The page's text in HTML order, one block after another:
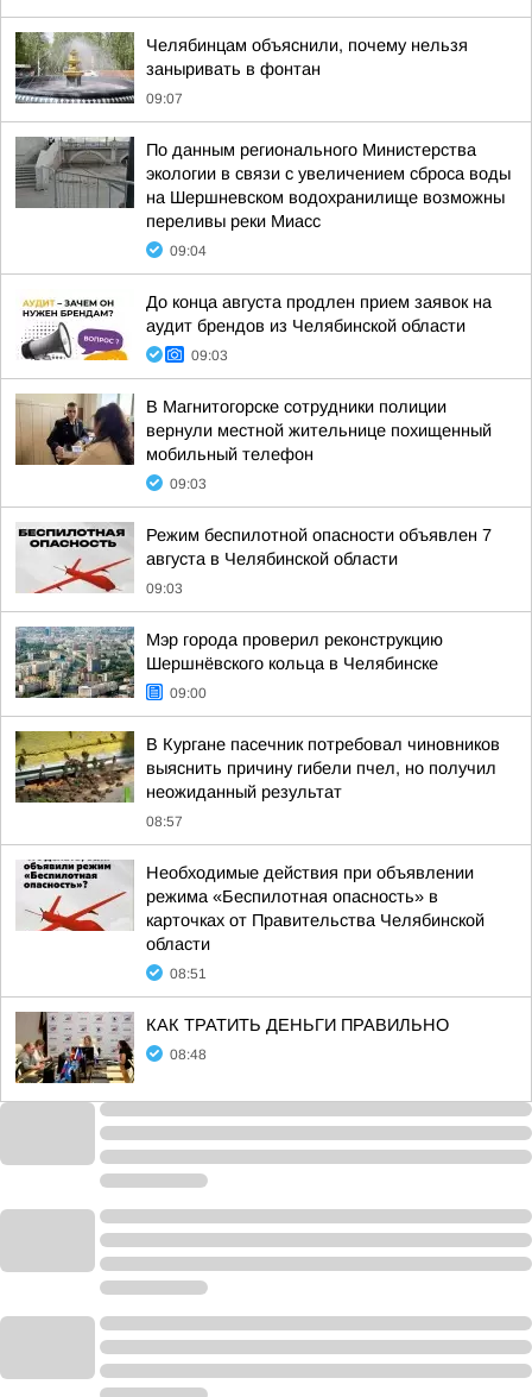
Челябинцам объяснили, почему нельзя
заныривать в фонтан
09:07
По данным регионального Министерства
экологии в связи с увеличением сброса воды
на Шершневском водохранилище возможны
переливы реки Миасс
09:04
До конца августа продлен прием заявок на
аудит брендов из Челябинской области
09:03
В Магнитогорске сотрудники полиции
вернули местной жительнице похищенный
мобильный телефон
09:03
Режим беспилотной опасности объявлен 7
августа в Челябинской области
09:03
Мэр города проверил реконструкцию
Шершнёвского кольца в Челябинске
09:00
В Кургане пасечник потребовал чиновников
выяснить причину гибели пчел, но получил
неожиданный результат
08:57
Необходимые действия при объявлении
режима «Беспилотная опасность» в
карточках от Правительства Челябинской
области
08:51
КАК ТРАТИТЬ ДЕНЬГИ ПРАВИЛЬНО
08:48